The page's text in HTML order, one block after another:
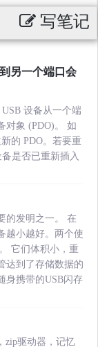
写笔记
另一个端口会
设备从一个端
对象 (PDO)。 如
的 PDO。若要重
是否已重新插入
的发明之一。 在
越小越好。两个使
它们体积小，重
达到了存储数据的
身携带的USB闪存
zip驱动器，记忆